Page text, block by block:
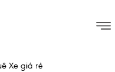
Xe giá rẻ